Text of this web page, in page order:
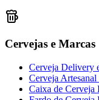
Cervejas e Marcas
Cerveja Delivery
Cerveja
Caixa de Cerveja